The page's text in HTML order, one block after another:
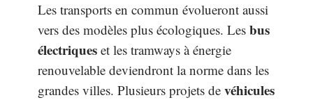
Les transports en commun évolueront aussi
vers des modèles plus écologiques. Les bus
électriques et les tramways à énergie
renouvelable deviendront la norme dans les
grandes villes. Plusieurs projets de véhicules